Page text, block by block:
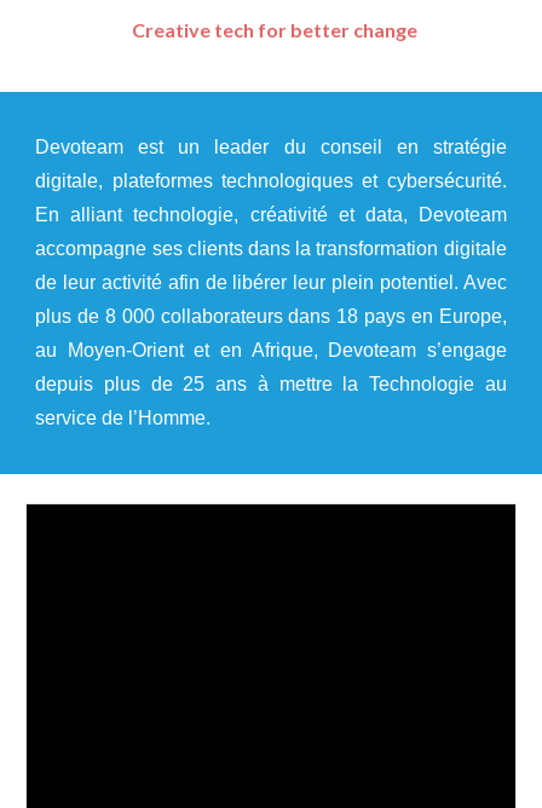
Creative tech for better change
Devoteam est un leader du conseil en stratégie
digitale, plateformes technologiques et cybersécurité.
En alliant technologie, créativité et data, Devoteam
accompagne ses clients dans la transformation digitale
de leur activité afin de libérer leur plein potentiel. Avec
plus de 8 000 collaborateurs dans 18 pays en Europe,
au Moyen-Orient et en Afrique, Devoteam s’engage
depuis plus de 25 ans à mettre la Technologie au
service de l’Homme.